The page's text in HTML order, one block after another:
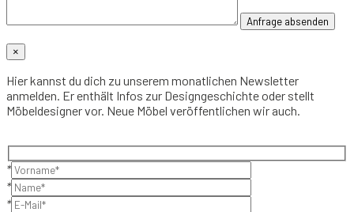
×
Hier kannst du dich zu unserem monatlichen Newsletter
anmelden. Er enthält Infos zur Designgeschichte oder stellt
Möbeldesigner vor. Neue Möbel veröffentlichen wir auch.
*
*
*